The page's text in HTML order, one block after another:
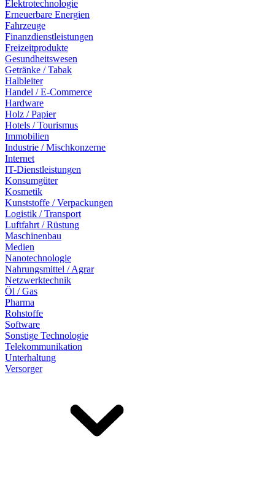
Elektrotechnologie
Erneuerbare Energien
Fahrzeuge
Finanzdienstleistungen
Freizeitprodukte
Gesundheitswesen
Getränke / Tabak
Halbleiter
Handel / E-Commerce
Hardware
Holz / Papier
Hotels / Tourismus
Immobilien
Industrie / Mischkonzerne
Internet
IT-Dienstleistungen
Konsumgüter
Kosmetik
Kunststoffe / Verpackungen
Logistik / Transport
Luftfahrt / Rüstung
Maschinenbau
Medien
Nanotechnologie
Nahrungsmittel / Agrar
Netzwerktechnik
Öl / Gas
Pharma
Rohstoffe
Software
Sonstige Technologie
Telekommunikation
Unterhaltung
Versorger